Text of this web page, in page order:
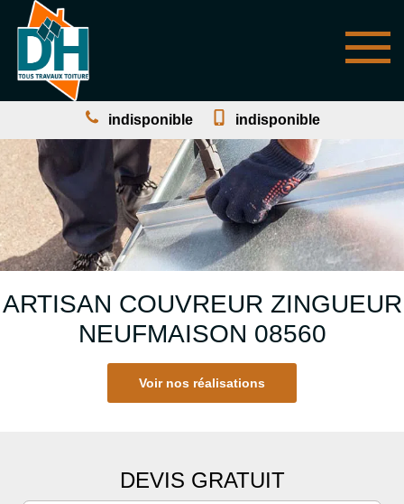
indisponible indisponible
ARTISAN COUVREUR ZINGUEUR
NEUFMAISON 08560
Voir nos réalisations
DEVIS GRATUIT